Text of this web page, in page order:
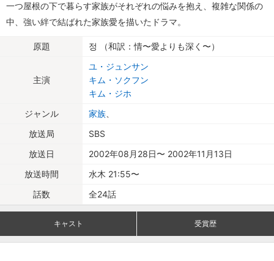
一つ屋根の下で暮らす家族がそれぞれの悩みを抱え、複雑な関係の
中、強い絆で結ばれた家族愛を描いたドラマ。
原題 정 （和訳：情〜愛よりも深く〜）
主演
ユ・ジュンサン
キム・ソクフン
キム・ジホ
ジャンル
家族
放送局
SBS
放送日
2002年08月28日〜 2002年11月13日
放送時間
水木 21:55〜
話数
全24話
キャスト 受賞歴